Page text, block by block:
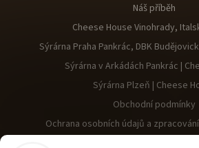
Náš příběh
Cheese House Vinohrady,
Sýrárna Praha Pankrác, DBK
Sýrárna v Arkádách Pankrác |
Sýrárna Plzeň | Cheese
Obchodní podmínky
Ochrana osobních údajů a